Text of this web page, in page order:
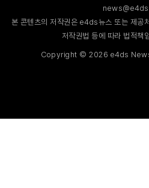
본 콘텐츠의 저작권은 e4ds뉴스 또는 제공
저작권법 등에 따라 법적책
Copyright ©2026 e4ds